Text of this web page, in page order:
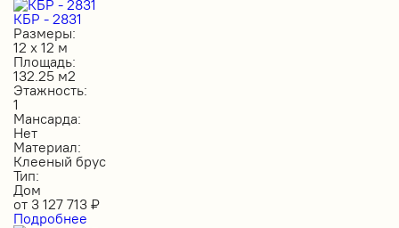
КБР - 2831
Размеры:
12 х 12 м
Площадь:
132.25 м2
Этажность:
1
Мансарда:
Нет
Материал:
Клееный брус
Тип:
Дом
от 3 127 713 ₽
Подробнее